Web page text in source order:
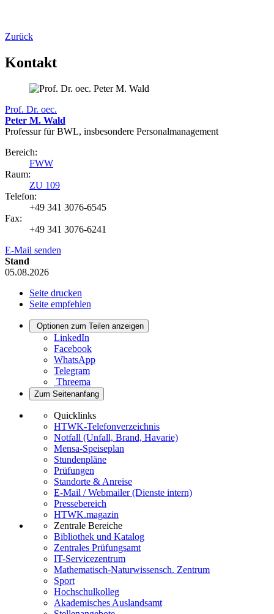
Zurück
Kontakt
Prof. Dr. oec.
Peter M. Wald
Professur für BWL, insbesondere Personalmanagement
Bereich:
FWW
Raum:
ZU 109
Telefon:
+49 341 3076-6545
Fax:
+49 341 3076-6241
E-Mail senden
Stand
05.08.2026
Seite drucken
Seite empfehlen
Optionen zum Teilen anzeigen
LinkedIn
Facebook
WhatsApp
Telegram
Threema
Zum Seitenanfang
Quicklinks
HTWK-Telefonverzeichnis
Notfall (Unfall, Brand, Havarie)
Mensa-Speiseplan
Stundenpläne
Prüfungen
Standorte & Anreise
E-Mail / Webmailer (Dienste intern)
Pressebereich
HTWK.magazin
Zentrale Bereiche
Bibliothek und Katalog
Zentrales Prüfungsamt
IT-Servicezentrum
Mathematisch-Naturwissensch. Zentrum
Sport
Hochschulkolleg
Akademisches Auslandsamt